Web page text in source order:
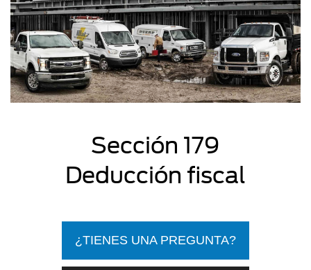
Sección 179
Deducción fiscal
¿TIENES UNA PREGUNTA?